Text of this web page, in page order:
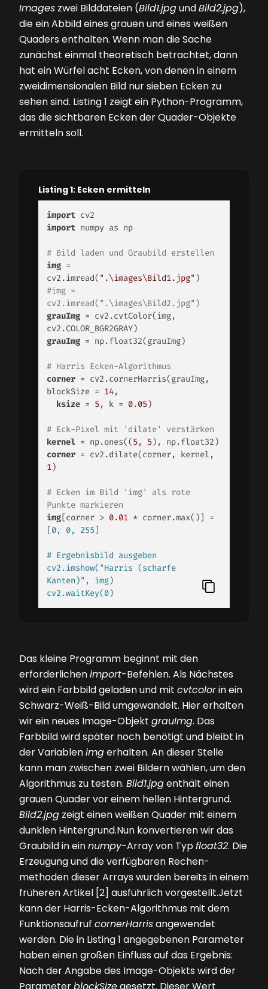
Images zwei Bilddateien (Bild1.jpgundBild2.jpg),
die ein Abbild eines grauen und eines weißen
Quaders enthalten. Wenn man die Sache
zunächst einmal theoretisch betrachtet, dann
hat ein Würfel acht Ecken, von denen in einem
zweidimensionalen Bild nur sieben Ecken zu
sehen sind. Listing 1 zeigt ein Python-Programm,
das die sichtbaren Ecken der Quader-Objekte
ermitteln soll.
Listing 1: Ecken ermitteln
import
import numpy as np
# Bild laden und Graubild erstellen
img =
cv2.imread( ".\images\Bild1.jpg"
#img =
cv2.imread(".\images\Bild2.jpg")
grauImg = cv2.cvtColor(img,
grauImg = np.float32(grauImg)
# Harris Ecken-Algorithmus
corner = cv2.cornerHarris(grauImg,
blockSize = 14,
ksize = 5 , k = 0.05)
# Eck-Pixel mit 'dilate' verstärken
kernel = np.ones((5 , 5
corner
1)
# Ecken im Bild 'img' als rote
Punkte markieren
img[corner > 0.01 * corner.max()] =
[0, 0, 255]
# Ergebnisbild ausgeben
cv2.imshow("Harris (scharfe
Kanten)", img)
cv2.waitKey(0)
Das kleine Programm beginnt mit den
erforderlichenimport-Befehlen. Als Nächstes
wird ein Farbbild geladen und mit cvtcolorin ein
Schwarz-Weiß-Bild umgewandelt. Hier erhalten
wir ein neues Image-Objekt grauImg. Das
Farbbild wird später noch benötigt und bleibt in
der Variablenimgerhalten. An dieser Stelle
kann man zwischen zwei Bildern wählen, um den
Algorithmus zu testen. Bild1.jpgenthält einen
grauen Quader vor einem hellen Hintergrund.
Bild2.jpg zeigt einen weißen Quader mit einem
dunklen Hintergrund.Nun konvertieren wir das
Graubild in einnumpy-Array von Typfloat32. Die
Erzeugung und die verfügbaren Rechen­
methoden dieser Arrays wurden bereits in einem
früheren Artikel [2] ausführlich vorgestellt.Jetzt
kann der Harris-Ecken-Algorithmus mit dem
Funk­tionsaufruf cornerHarrisangewendet
werden. Die in Listing 1 angegebenen Parameter
haben einen großen Einfluss auf das Ergebnis:
Nach der Angabe des Image-Objekts wird der
ParameterblockSizegesetzt. Dieser Wert